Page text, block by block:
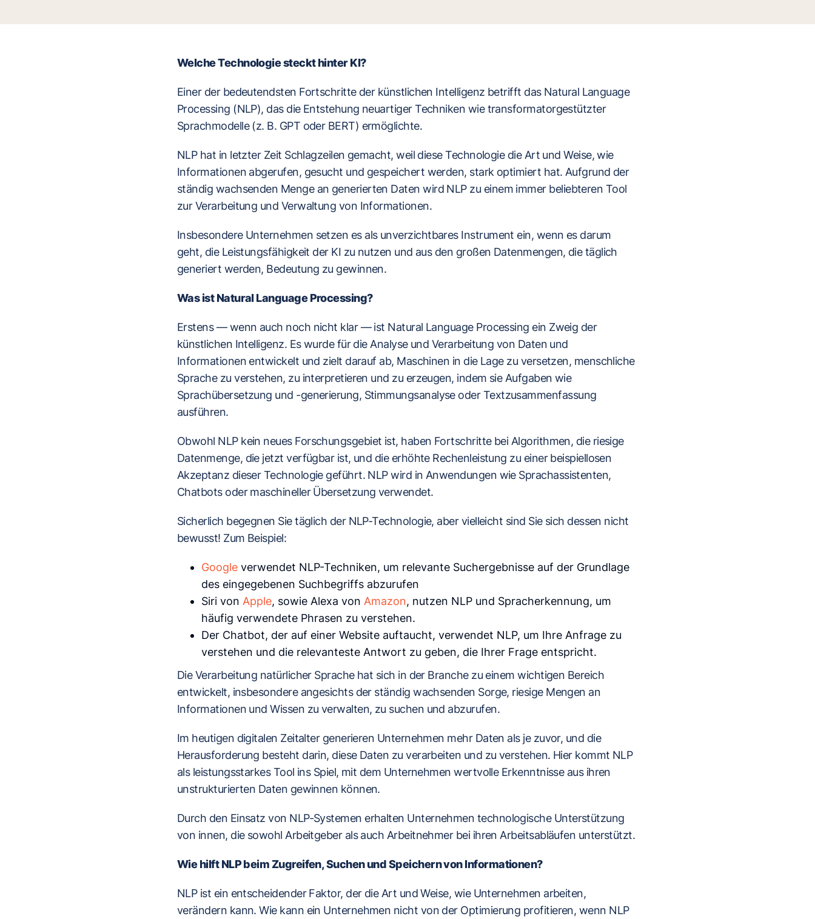
Welche Technologie steckt hinter KI?
Einer der bedeutendsten Fortschritte der künstlichen Intelligenz betrifft das Natural Language
Processing (NLP), das die Entstehung neuartiger Techniken wie transformatorgestützter
Sprachmodelle (z. B. GPT oder BERT) ermöglichte.
NLP hat in letzter Zeit Schlagzeilen gemacht, weil diese Technologie die Art und Weise, wie
Informationen abgerufen, gesucht und gespeichert werden, stark optimiert hat. Aufgrund der
ständig wachsenden Menge an generierten Daten wird NLP zu einem immer beliebteren Tool
zur Verarbeitung und Verwaltung von Informationen.
Insbesondere Unternehmen setzen es als unverzichtbares Instrument ein, wenn es darum
geht, die Leistungsfähigkeit der KI zu nutzen und aus den großen Datenmengen, die täglich
generiert werden, Bedeutung zu gewinnen.
Was ist Natural Language Processing?
Erstens — wenn auch noch nicht klar — ist Natural Language Processing ein Zweig der
künstlichen Intelligenz. Es wurde für die Analyse und Verarbeitung von Daten und
Informationen entwickelt und zielt darauf ab, Maschinen in die Lage zu versetzen, menschliche
Sprache zu verstehen, zu interpretieren und zu erzeugen, indem sie Aufgaben wie
Sprachübersetzung und -generierung, Stimmungsanalyse oder Textzusammenfassung
ausführen.
Obwohl NLP kein neues Forschungsgebiet ist, haben Fortschritte bei Algorithmen, die riesige
Datenmenge, die jetzt verfügbar ist, und die erhöhte Rechenleistung zu einer beispiellosen
Akzeptanz dieser Technologie geführt. NLP wird in Anwendungen wie Sprachassistenten,
Chatbots oder maschineller Übersetzung verwendet.
Sicherlich begegnen Sie täglich der NLP-Technologie, aber vielleicht sind Sie sich dessen nicht
bewusst! Zum Beispiel:
Google verwendet NLP-Techniken, um relevante Suchergebnisse auf der Grundlage
des eingegebenen Suchbegriffs abzurufen
Siri von Apple, sowie Alexa von Amazon, nutzen NLP und Spracherkennung, um
häufig verwendete Phrasen zu verstehen.
Der Chatbot, der auf einer Website auftaucht, verwendet NLP, um Ihre Anfrage zu
verstehen und die relevanteste Antwort zu geben, die Ihrer Frage entspricht.
Die Verarbeitung natürlicher Sprache hat sich in der Branche zu einem wichtigen Bereich
entwickelt, insbesondere angesichts der ständig wachsenden Sorge, riesige Mengen an
Informationen und Wissen zu verwalten, zu suchen und abzurufen.
Im heutigen digitalen Zeitalter generieren Unternehmen mehr Daten als je zuvor, und die
Herausforderung besteht darin, diese Daten zu verarbeiten und zu verstehen. Hier kommt NLP
als leistungsstarkes Tool ins Spiel, mit dem Unternehmen wertvolle Erkenntnisse aus ihren
unstrukturierten Daten gewinnen können.
Durch den Einsatz von NLP-Systemen erhalten Unternehmen technologische Unterstützung
von innen, die sowohl Arbeitgeber als auch Arbeitnehmer bei ihren Arbeitsabläufen unterstützt.
Wie hilft NLP beim Zugreifen, Suchen und Speichern von Informationen?
NLP ist ein entscheidender Faktor, der die Art und Weise, wie Unternehmen arbeiten,
verändern kann. Wie kann ein Unternehmen nicht von der Optimierung profitieren, wenn NLP